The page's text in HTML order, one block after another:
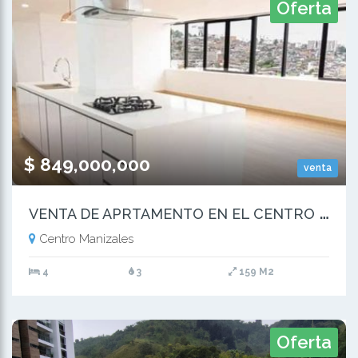
Oferta
venta
$ 849,000,000
V
ENTA DE APRTAMENTO EN EL CENTRO MANIZALES
Centro Manizales
4 3 159 M2
Oferta